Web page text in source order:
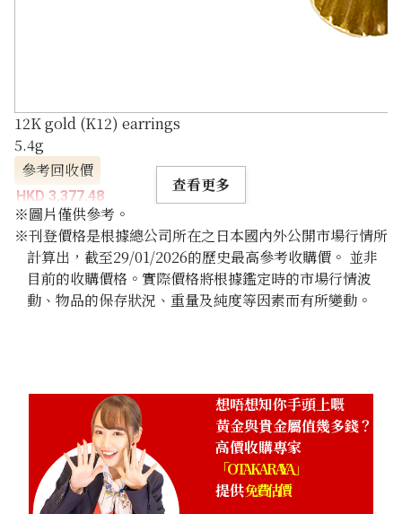
12K gold (K12) earrings
5.4g
參考回收價
HKD 3,377.48
查看更多
※圖片僅供參考。
※刊登價格是根據總公司所在之日本國內外公開市場行情所
計算出，截至29/01/2026的歷史最高參考收購價。 並非
目前的收購價格。實際價格將根據鑑定時的市場行情波
動、物品的保存狀況、重量及純度等因素而有所變動。
想唔想知你手頭上嘅
黃金與貴金屬值幾多錢？
高價收購專家
「OTAKARAYA」
提供免費估價